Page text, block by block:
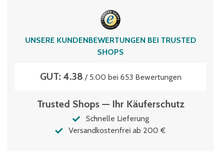
TÜV Thüringen
UNSERE KUNDENBEWERTUNGEN BEI TRUSTED
SHOPS
GUT: 4.38 / 5.00 bei 653 Bewertungen
Trusted Shops — Ihr Käuferschutz
Schnelle Lieferung
Versandkostenfrei ab 200 €